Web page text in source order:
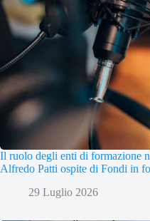
Il ruolo degli enti di formazione
Alfredo Patti ospite di Fondi in
29 Luglio 2026